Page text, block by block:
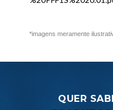
*imagens meramente
QUER